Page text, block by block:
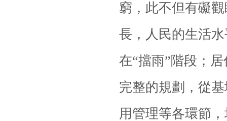
窮，此不但有礙
長，人民的生活
在“擋雨”階段；
完整的規劃，從
用管理等各環節